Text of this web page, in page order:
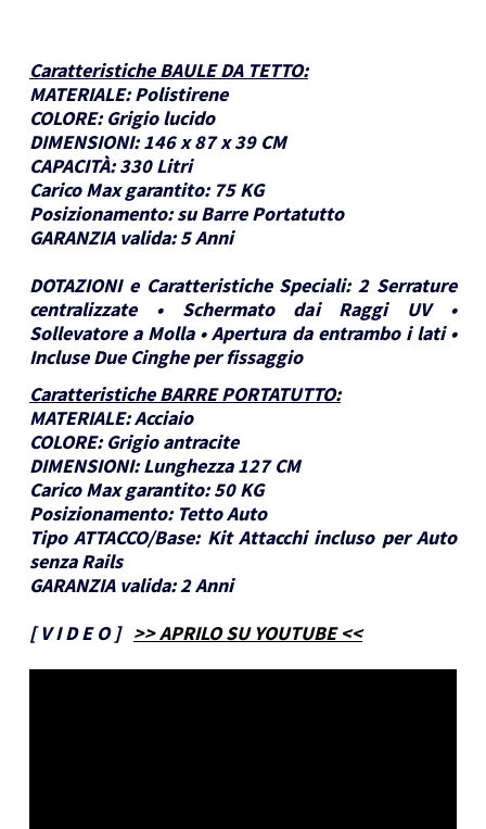
Caratteristiche BAULE DA TETTO:
MATERIALE: Polistirene
COLORE: Grigio lucido
DIMENSIONI: 146 x 87 x 39 CM
CAPACITÀ: 330 Litri
Carico Max garantito: 75 KG
Posizionamento: su Barre Portatutto
GARANZIA valida: 5 Anni
DOTAZIONI e Caratteristiche Speciali: 2 Serrature
centralizzate • Schermato dai Raggi UV •
Sollevatore a Molla • Apertura da entrambo i lati •
Incluse Due Cinghe per fissaggio
Caratteristiche BARRE PORTATUTTO:
MATERIALE:Acciaio
COLORE: Grigio antracite
DIMENSIONI: Lunghezza 127 CM
Carico Max garantito: 50 KG
Posizionamento: Tetto Auto
Tipo ATTACCO/Base: Kit Attacchi incluso per Auto
senza Rails
GARANZIA valida:2 Anni
[V I D E O] >> APRILO SU YOUTUBE <<